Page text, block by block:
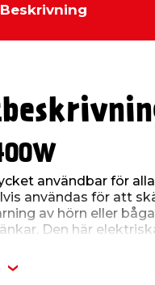
Beskrivning
användbar för
användas för att
av hörn eller
Den här
ett sågdjup på 55
meter lång sladd och